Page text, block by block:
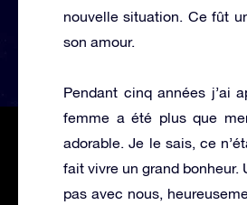
nouvelle situation. Ce fût
son amour.
Pendant cinq années j’ai
femme a été plus que
adorable. Je le sais, ce
fait vivre un grand bonheur.
pas avec nous,